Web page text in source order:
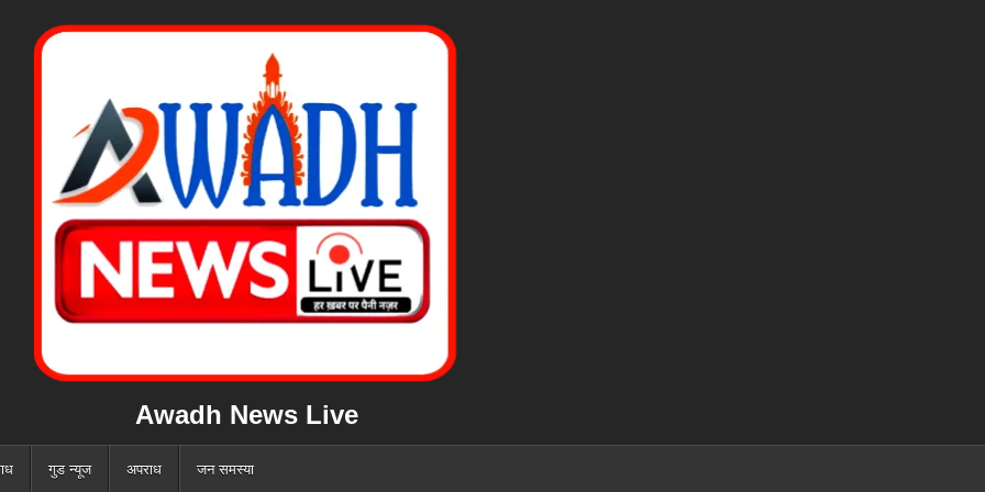
Awadh News Live
गुड न्यूज अपराध जन समस्या